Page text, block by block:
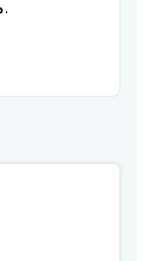
مؤسساته منافسة دول عظمى والحمد لله.